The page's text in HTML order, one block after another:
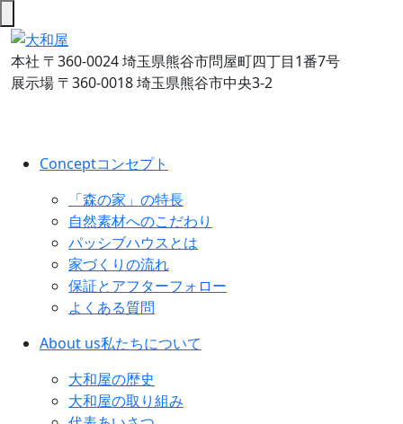
本社 〒360-0024 埼玉県熊谷市問屋町四丁目1番7号
展示場 〒360-0018 埼玉県熊谷市中央3-2
Conceptコンセプト
「森の家」の特長
自然素材へのこだわり
パッシブハウスとは
家づくりの流れ
保証とアフターフォロー
よくある質問
About us私たちについて
大和屋の歴史
大和屋の取り組み